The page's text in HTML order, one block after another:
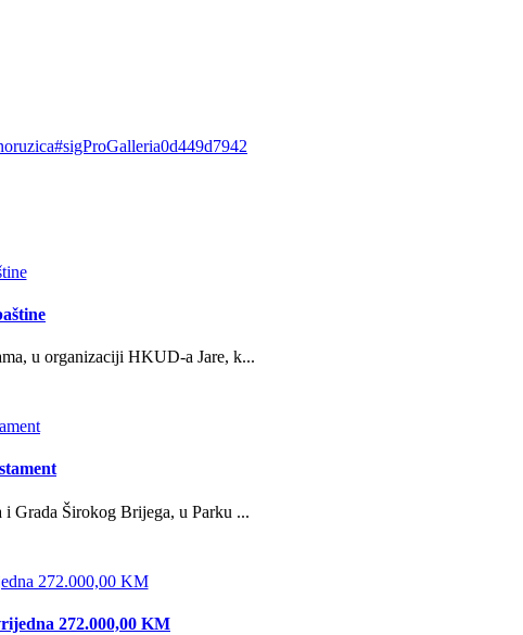
u organizaciji HKUD-a Jare, k...
Grada Širokog Brijega, u Parku ...
272.000,00 KM